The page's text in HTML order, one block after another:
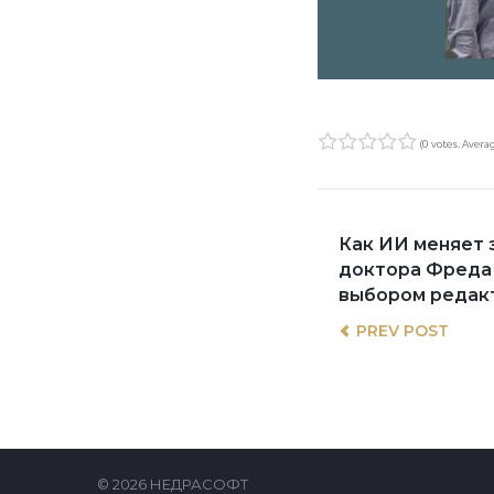
(0 votes.
ПО
Как ИИ меняет
доктора Фреда
выбором
PREV POST
Previous
post:
© 2026 НЕДРАСОФТ